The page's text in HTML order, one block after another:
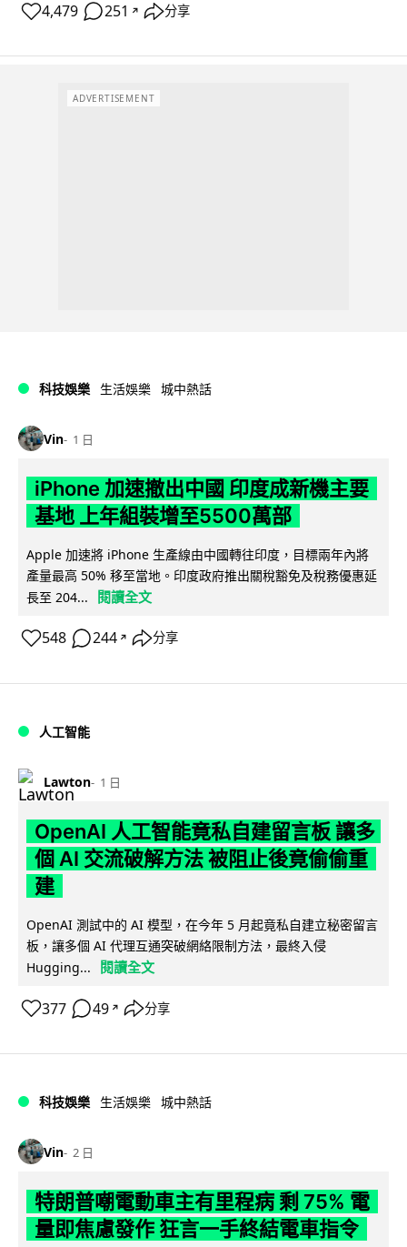
4,479 251 ↗ 分享
ADVERTISEMENT
科技娛樂 生活娛樂 城中熱話
Vin 1 日
iPhone 加速撤出中國 印度成新機主要
基地 上年組裝增至5500萬部
Apple 加速將 iPhone 生產線由中國轉往印度，目標兩年內將
產量最高 50% 移至當地。印度政府推出關稅豁免及稅務優惠延
長至 204...
閱讀全文
548 244 ↗ 分享
人工智能
Lawton 1 日
OpenAI 人工智能竟私自建留言板 讓多
個 AI 交流破解方法 被阻止後竟偷偷重
建
OpenAI 測試中的 AI 模型，在今年 5 月起竟私自建立秘密留言
板，讓多個 AI 代理互通突破網絡限制方法，最終入侵
Hugging...
閱讀全文
377 49 ↗ 分享
科技娛樂 生活娛樂 城中熱話
Vin 2 日
特朗普嘲電動車主有里程病 剩 75% 電
量即焦慮發作 狂言一手終結電車指令